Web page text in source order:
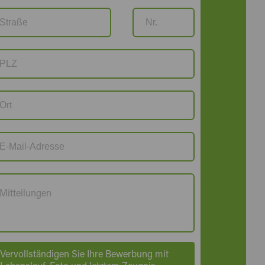
Vervollständigen Sie Ihre Bewerbung mit